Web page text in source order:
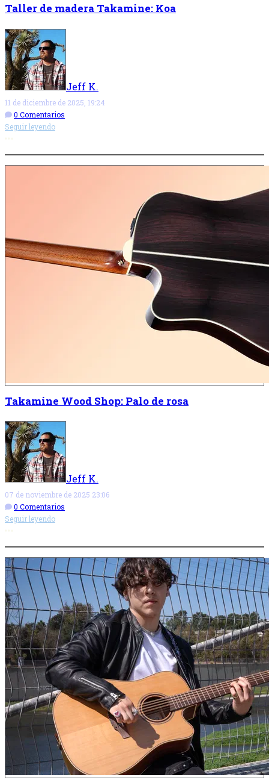
Taller de madera Takamine: Koa
Jeff K.
11 de diciembre de 2025, 19:24
0 Comentarios
Seguir leyendo
Takamine Wood Shop: Palo de rosa
Jeff K.
07 de noviembre de 2025 23:06
0 Comentarios
Seguir leyendo